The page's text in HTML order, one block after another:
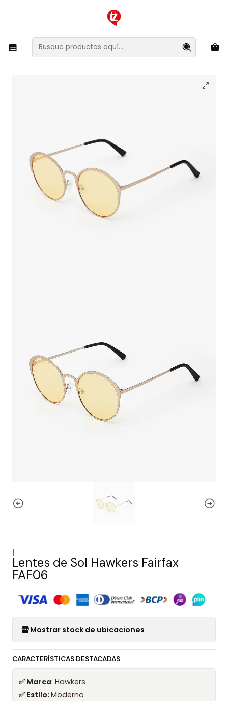
XMAS SALE ¡Compra antes de que la oferta termine!
Lentes y Accesorios Lentes de Sol
Lentes de Sol Hawkers Fairfax FAF06
|
Lentes de Sol Hawkers Fairfax
FAF06
Mostrar stock de ubicaciones
CARACTERÍSTICAS DESTACADAS
✅ Marca: Hawkers
✅ Estilo:Moderno